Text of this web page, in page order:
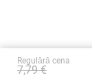
Regulārā cena
7,79 €